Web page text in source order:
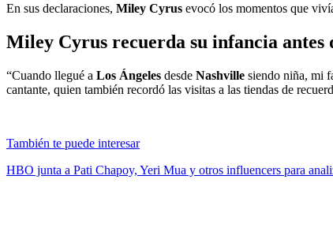
En sus declaraciones, Miley Cyrus evocó los momentos que
Miley Cyrus recuerda su infancia
“Cuando llegué a Los Ángeles desde Nashville siendo niña, mi
cantante, quien también recordó las visitas a las tiendas de
También te puede interesar
HBO junta a Pati Chapoy, Yeri Mua y otros influencers para